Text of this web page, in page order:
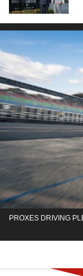
PROXES DRIVING